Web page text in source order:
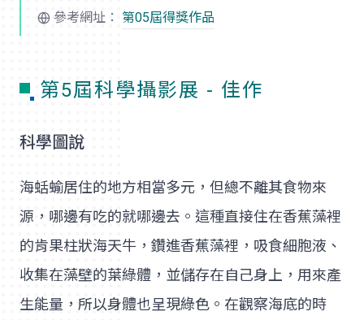
參考網址： 第05屆得獎作品
第5屆科學攝影展 - 佳作
科學圖說
海蛞蝓居住的地方相當多元，但總不離其食物來
源，哪邊有吃的就哪邊去。這種直接住在香蕉藻裡
的肯果柱狀海天牛，鑽進香蕉藻裡，吸食細胞液、
收集在藻壁的葉綠體，並儲存在自己身上，用來產
生能量，所以身體也呈現綠色。在觀察海底的時